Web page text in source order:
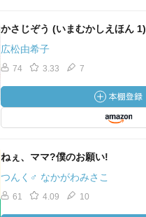
かさじぞう (いまむかしえほん 1)
広松由希子
74 3.33 7
ねぇ、ママ?僕のお願い!
つんく♂ なかがわみさこ
61 4.09 10